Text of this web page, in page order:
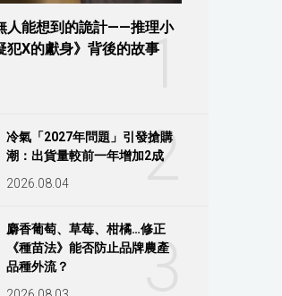
1
人能想到的詭計——推理小
犯X的獻身》背後的故事
2
冷氣「2027年問題」引發搶購
潮：出貨量較前一年增加2成
2026.08.04
3
麝香葡萄、草莓、柑橘…修正
《種苗法》能否防止品牌農產
品種外流？